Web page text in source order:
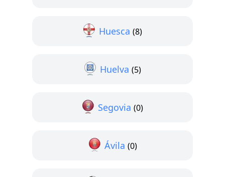
Huesca (8)
Huelva (5)
Segovia (0)
Ávila (0)